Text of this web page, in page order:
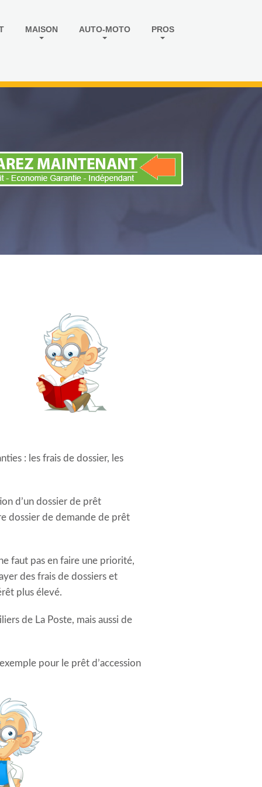
MAISON AUTO-MOTO PROS
: les frais de dossier, les
d’un dossier de prêt
dossier de demande de prêt
faut pas en faire une priorité,
des frais de dossiers et
plus élevé.
de La Poste, mais aussi de
pour le prêt d’accession